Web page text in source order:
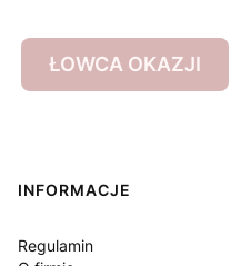
ŁOWCA OKAZJI
Linki w stopce
INFORMACJE
Regulamin